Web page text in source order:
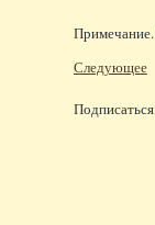
Примечание.
Следующее